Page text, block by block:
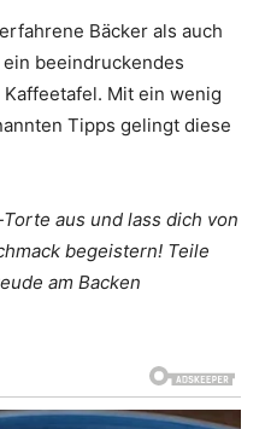
Bäcker als auch
beeindruckendes
Mit ein wenig
Tipps gelingt diese
aus und lass dich von
begeistern! Teile
am Backen